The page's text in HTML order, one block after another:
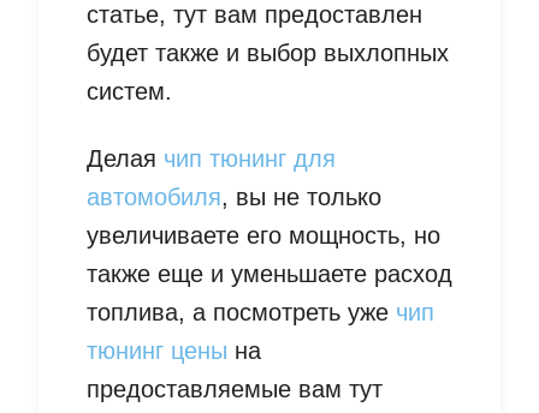
статье, тут вам предоставлен
будет также и выбор выхлопных
систем.
Делая чип тюнинг для
автомобиля, вы не только
увеличиваете его мощность, но
также еще и уменьшаете расход
топлива, а посмотреть уже чип
тюнинг цены на
предоставляемые вам тут